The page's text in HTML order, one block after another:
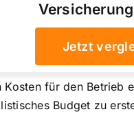
Jetzt
für den
Budget zu